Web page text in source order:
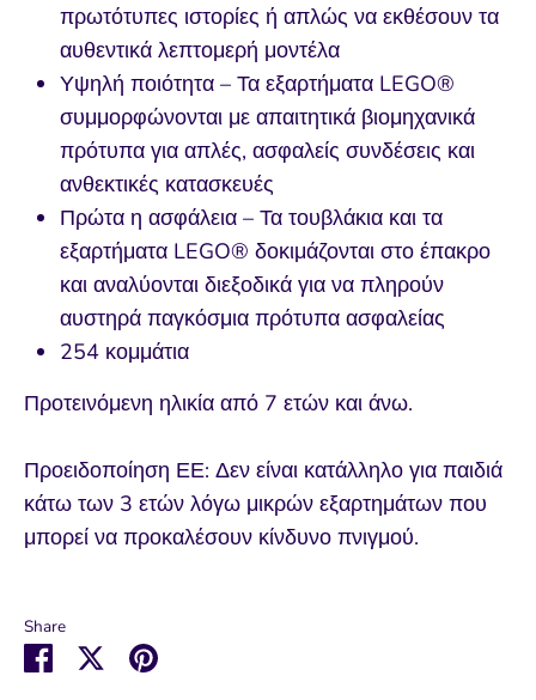
πρωτότυπες ιστορίες ή απλώς να εκθέσουν τα
αυθεντικά λεπτομερή μοντέλα
Υψηλή ποιότητα – Τα εξαρτήματα LEGO®
συμμορφώνονται με απαιτητικά βιομηχανικά
πρότυπα για απλές, ασφαλείς συνδέσεις και
ανθεκτικές κατασκευές
Πρώτα η ασφάλεια – Τα τουβλάκια και τα
εξαρτήματα LEGO® δοκιμάζονται στο έπακρο
και αναλύονται διεξοδικά για να πληρούν
αυστηρά παγκόσμια πρότυπα ασφαλείας
254 κομμάτια
Προτεινόμενη ηλικία από 7 ετών και άνω.
Προειδοποίηση ΕΕ: Δεν είναι κατάλληλο για παιδιά
κάτω των 3 ετών λόγω μικρών εξαρτημάτων που
μπορεί να προκαλέσουν κίνδυνο πνιγμού.
Share
ΜοιραστείτεΜοιραστείτε
Καρφιτσώστε